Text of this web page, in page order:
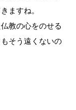
ますね。
教の心をのせる
そう遠くないの